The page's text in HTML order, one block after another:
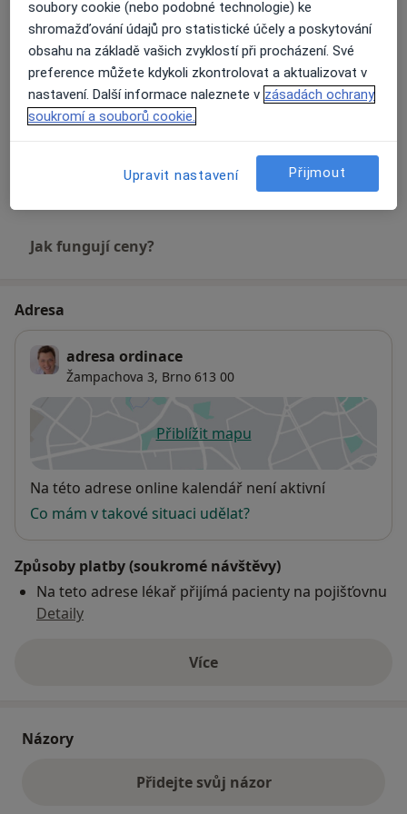
Ošetření kořenových kanálků
Detaily
Porcelánové korunky
Jak fungují ceny?
Adresa
adresa ordinace
Žampachova 3, Brno 613 00
Přiblížit mapuse otevře v nové záložce
Dostupnost
Na této adrese online kalendář není aktivní
Co mám v takové situaci udělat?
Způsoby platby (soukromé návštěvy)
Na teto adrese lékař přijímá pacienty na pojišťovnu
Detaily
Víceo adrese
Názory
Přidejte svůj názor
soubory cookie (nebo podobné technologie) ke
shromažďování údajů pro statistické účely a poskytování
obsahu na základě vašich zvyklostí při procházení. Své
preference můžete kdykoli zkontrolovat a aktualizovat v
nastavení. Další informace naleznete v zásadách ochrany
soukromí a souborů cookie.
Upravit nastavení Přijmout